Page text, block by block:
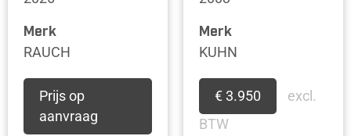
Merk
RAUCH
Prijs op
aanvraag
Merk
KUHN
€ 3.950
excl.
BTW